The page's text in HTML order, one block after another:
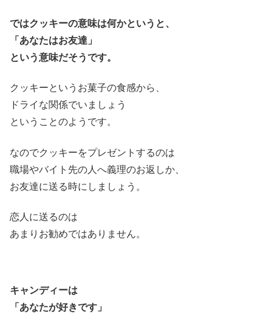
ではクッキーの意味は何かというと、
「あなたはお友達」
という意味だそうです。
クッキーというお菓子の食感から、
ドライな関係でいましょう
ということのようです。
なのでクッキーをプレゼントするのは
職場やバイト先の人へ義理のお返しか、
お友達に送る時にしましょう。
恋人に送るのは
あまりお勧めではありません。
キャンディーは
「あなたが好きです」